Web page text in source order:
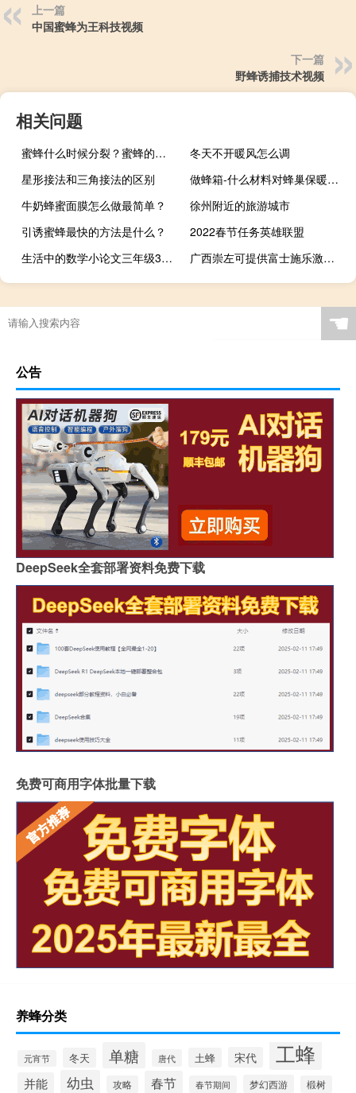
上一篇
中国蜜蜂为王科技视频
下一篇
野蜂诱捕技术视频
相关问题
蜜蜂什么时候分裂？蜜蜂的这些行为已经告诉你划分蜜蜂的大概时间了！
冬天不开暖风怎么调
星形接法和三角接法的区别
做蜂箱-什么材料对蜂巢保暖有好处？
牛奶蜂蜜面膜怎么做最简单？
徐州附近的旅游城市
引诱蜜蜂最快的方法是什么？
2022春节任务英雄联盟
生活中的数学小论文三年级300字（生活中的数学小论文）
广西崇左可提供富士施乐激光打印机维修服务地址在哪
☚
公告
DeepSeek全套部署资料免费下载
免费可商用字体批量下载
养蜂分类
元宵节 冬天 单糖 唐代 土蜂 宋代 工蜂
并能 幼虫 攻略 春节 春节期间 梦幻西游 椴树